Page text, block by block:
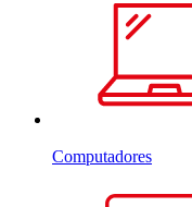
Computadores